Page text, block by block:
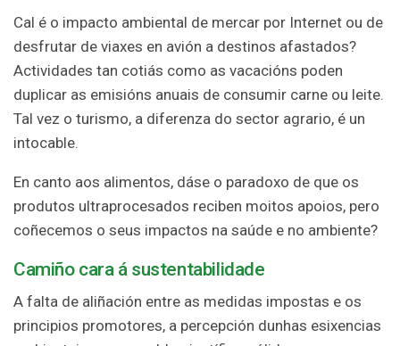
Cal é o impacto ambiental de mercar por Internet ou de
desfrutar de viaxes en avión a destinos afastados?
Actividades tan cotiás como as vacacións poden
duplicar as emisións anuais de consumir carne ou leite.
Tal vez o turismo, a diferenza do sector agrario, é un
intocable.
En canto aos alimentos, dáse o paradoxo de que os
produtos ultraprocesados reciben moitos apoios, pero
coñecemos o seus impactos na saúde e no ambiente?
Camiño cara á sustentabilidade
A falta de aliñación entre as medidas impostas e os
principios promotores, a percepción dunhas esixencias